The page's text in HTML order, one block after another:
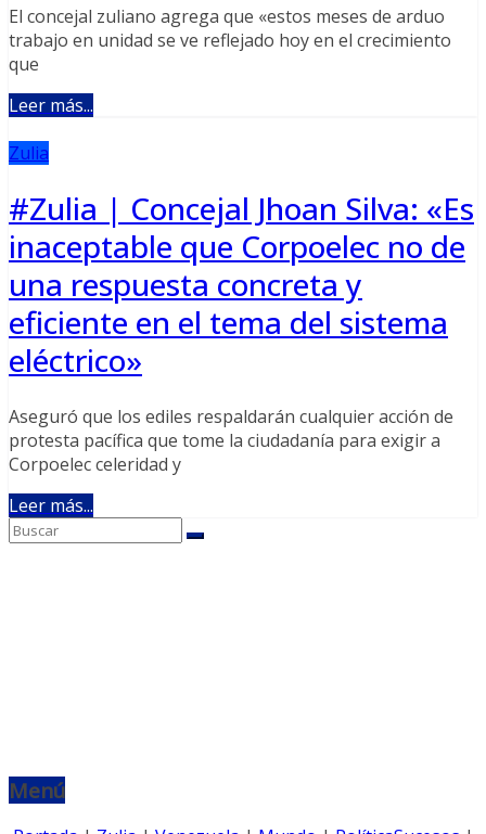
El concejal zuliano agrega que «estos meses de arduo
trabajo en unidad se ve reflejado hoy en el crecimiento
que
Leer más...
Zulia
#Zulia | Concejal Jhoan Silva: «Es
inaceptable que Corpoelec no de
una respuesta concreta y
eficiente en el tema del sistema
eléctrico»
Aseguró que los ediles respaldarán cualquier acción de
protesta pacífica que tome la ciudadanía para exigir a
Corpoelec celeridad y
Leer más...
Menú